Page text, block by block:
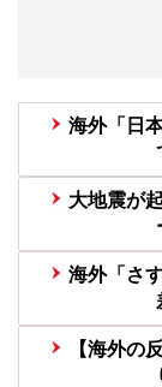
海外「日
大地震が
海外「さ
【海外の